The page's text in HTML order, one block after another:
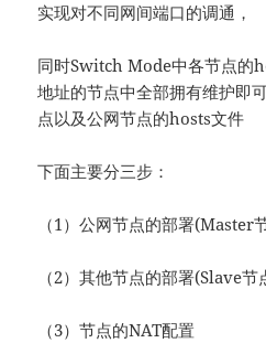
实现对不同网间端口的调通，
同时Switch Mode中各节点的
地址的节点中全部拥有维护即
点以及公网节点的hosts文件
下面主要分三步：
（1）公网节点的部署(Master
（2）其他节点的部署(Slave节
（3）节点的NAT配置